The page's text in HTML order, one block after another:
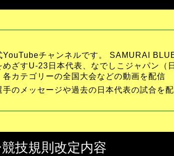
YouTubeチャンネルです。 SAMURAI
ざすU-23日本代表、なでしこジャパン（
カテゴリーの全国大会などの動画を配信
のメッセージや過去の日本代表の試合を配
技規則改定内容